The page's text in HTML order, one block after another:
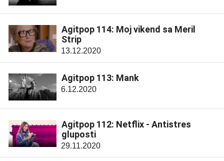
Agitpop 114: Moj vikend sa Meril
Strip
13.12.2020
Agitpop 113: Mank
6.12.2020
Agitpop 112: Netflix - Antistres
gluposti
29.11.2020